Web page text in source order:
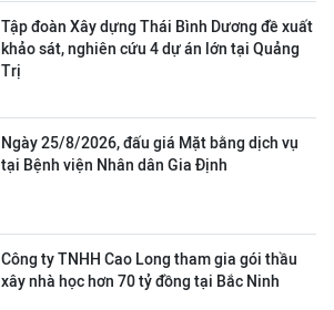
Tập đoàn Xây dựng Thái Bình Dương đề xuất
khảo sát, nghiên cứu 4 dự án lớn tại Quảng
Trị
Ngày 25/8/2026, đấu giá Mặt bằng dịch vụ
tại Bệnh viện Nhân dân Gia Định
Công ty TNHH Cao Long tham gia gói thầu
xây nhà học hơn 70 tỷ đồng tại Bắc Ninh